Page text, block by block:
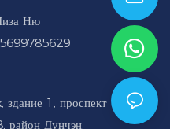
Ню
1, проспект
район Дунчэн,